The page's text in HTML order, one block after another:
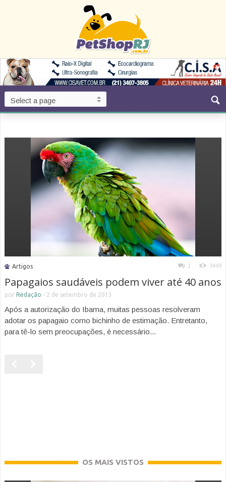
Artigos 1 3449
Papagaios saudáveis podem viver até 40 anos
por Redação - 2 de setembro de 2013
Após a autorização do Ibama, muitas pessoas resolveram
adotar os papagaio como bichinho de estimação. Entretanto,
para tê-lo sem preocupações, é necessário...
OS MAIS VISTOS